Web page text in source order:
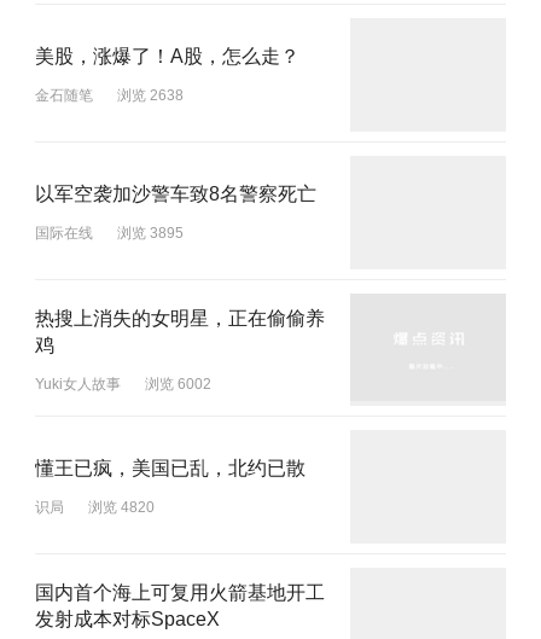
美股，涨爆了！A股，怎么走？
金石随笔 浏览 2638
以军空袭加沙警车致8名警察死亡
国际在线 浏览 3895
热搜上消失的女明星，正在偷偷养
鸡
Yuki女人故事 浏览 6002
懂王已疯，美国已乱，北约已散
识局 浏览 4820
国内首个海上可复用火箭基地开工
发射成本对标SpaceX